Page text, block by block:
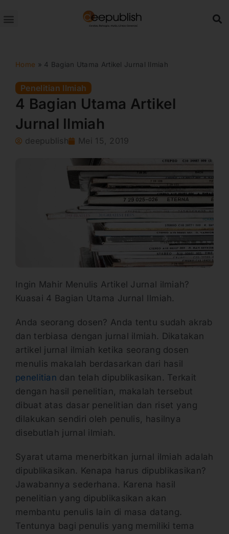
ke
Home » 4 Bagian Utama Artikel Jurnal Ilmiah
Penelitian Ilmiah
4 Bagian Utama Artikel
Jurnal Ilmiah
deepublish Mei 15, 2019
Ingin Mahir Menulis Artikel Jurnal ilmiah?
Kuasai 4 Bagian Utama Jurnal Ilmiah.
Anda seorang dosen? Anda tentu sudah akrab
dan terbiasa dengan jurnal ilmiah. Dikatakan
artikel jurnal ilmiah ketika seorang dosen
menulis makalah berdasarkan dari hasil
penelitian dan telah dipublikasikan. Terkait
dengan hasil penelitian, makalah tersebut
dibuat atas dasar penelitian dan riset yang
dilakukan sendiri oleh penulis, hasilnya
disebutlah jurnal ilmiah.
Syarat utama menerbitkan jurnal ilmiah adalah
dipublikasikan. Kenapa harus dipublikasikan?
Jawabannya sederhana. Karena hasil
penelitian yang dipublikasikan akan
membantu penulis lain di masa datang.
Tentunya bagi penulis yang memiliki tema